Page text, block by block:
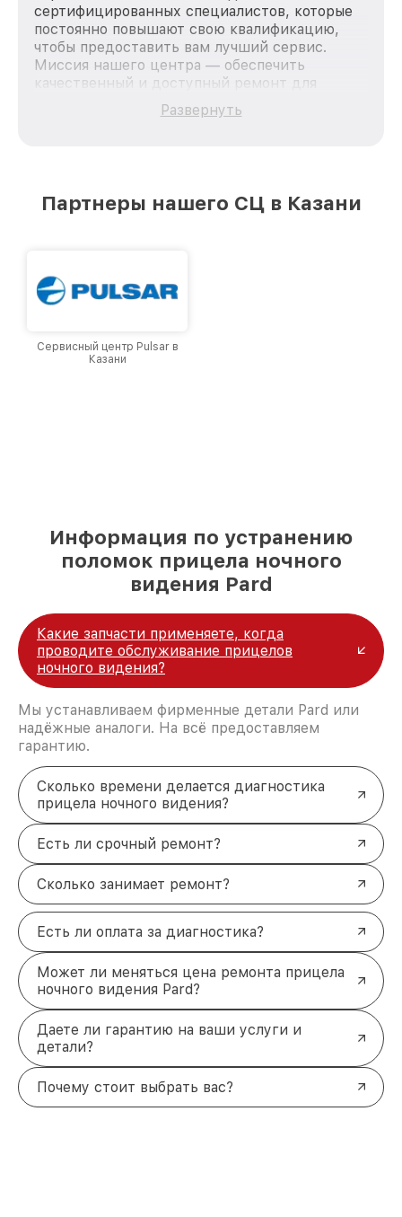
сертифицированных специалистов, которые
постоянно повышают свою квалификацию,
чтобы предоставить вам лучший сервис.
Миссия нашего центра — обеспечить
качественный и доступный ремонт для
каждого пользователя продукции Pard, вне
зависимости от сложности поломки. Мы
Казани, постоянно повышая уровень доверия
Развернуть
Партнеры нашего СЦ в Казани
Сервисный центр Pulsar в
Казани
Информация по устранению
поломок прицела ночного
видения Pard
Какие запчасти применяете, когда
проводите обслуживание прицелов
ночного видения?
Мы устанавливаем фирменные детали Pard или
надёжные аналоги. На всё предоставляем
гарантию.
Сколько времени делается диагностика
прицела ночного видения?
Есть ли срочный ремонт?
Сколько занимает ремонт?
Есть ли оплата за диагностика?
Может ли меняться цена ремонта прицела
ночного видения Pard?
Даете ли гарантию на ваши услуги и
детали?
Почему стоит выбрать вас?